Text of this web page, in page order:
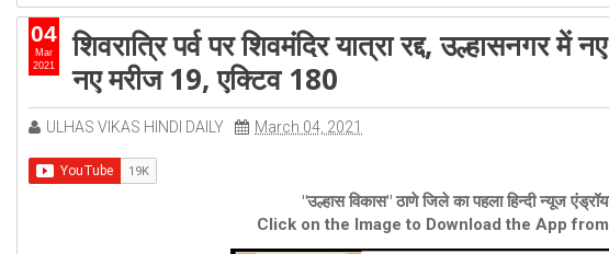
ambernath
Featured kalyan ulhasnagar शिवरात्रि पर्व पर शिवमंदिर यात्रा रद्द,
शिवरात्रि पर्व पर शिवमंदिर यात्रा रद्द, उल्हासनगर
नए मरीज 19, एक्टिव 180
ULHAS VIKAS HINDI DAILY March 04, 2021
"उल्हास विकास" ठाणे जिले का पहला हिन्दी न्यूज
Click on the Image to Download the App
04
Mar
2021